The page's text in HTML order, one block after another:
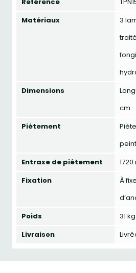
Matériaux
3
Dimensions
cm
Piétement
Entraxe de piétement
Fixation
À
Poids
31 kg
Livraison